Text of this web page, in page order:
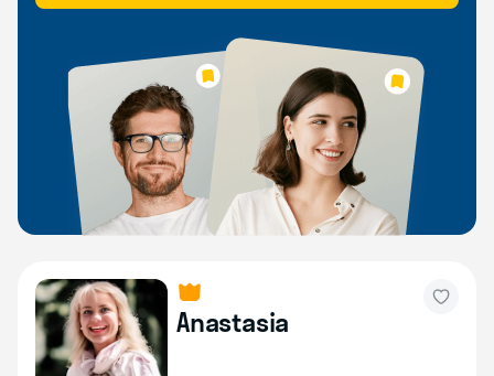
Anastasia